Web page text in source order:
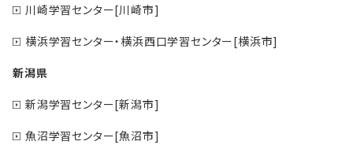
川崎学習センター[川崎市]
横浜学習センター・横浜西口学習センター[横浜市]
新潟県
新潟学習センター[新潟市]
魚沼学習センター[魚沼市]